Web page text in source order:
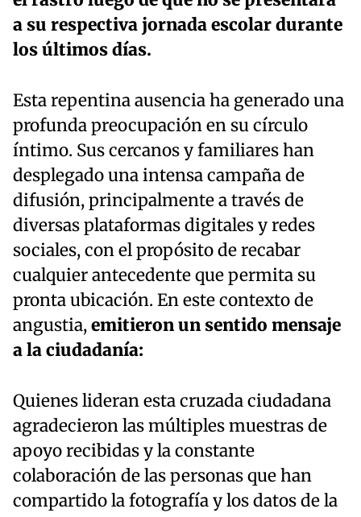
a su respectiva jornada escolar durante
los últimos días.
Esta repentina ausencia ha generado una
profunda preocupación en su círculo
íntimo. Sus cercanos y familiares han
desplegado una intensa campaña de
difusión, principalmente a través de
diversas plataformas digitales y redes
sociales, con el propósito de recabar
cualquier antecedente que permita su
pronta ubicación. En este contexto de
angustia,emitieron un sentido mensaje
a la ciudadanía:
Quienes lideran esta cruzada ciudadana
agradecieron las múltiples muestras de
apoyo recibidas y la constante
colaboración de las personas que han
compartido la fotografía y los datos de la